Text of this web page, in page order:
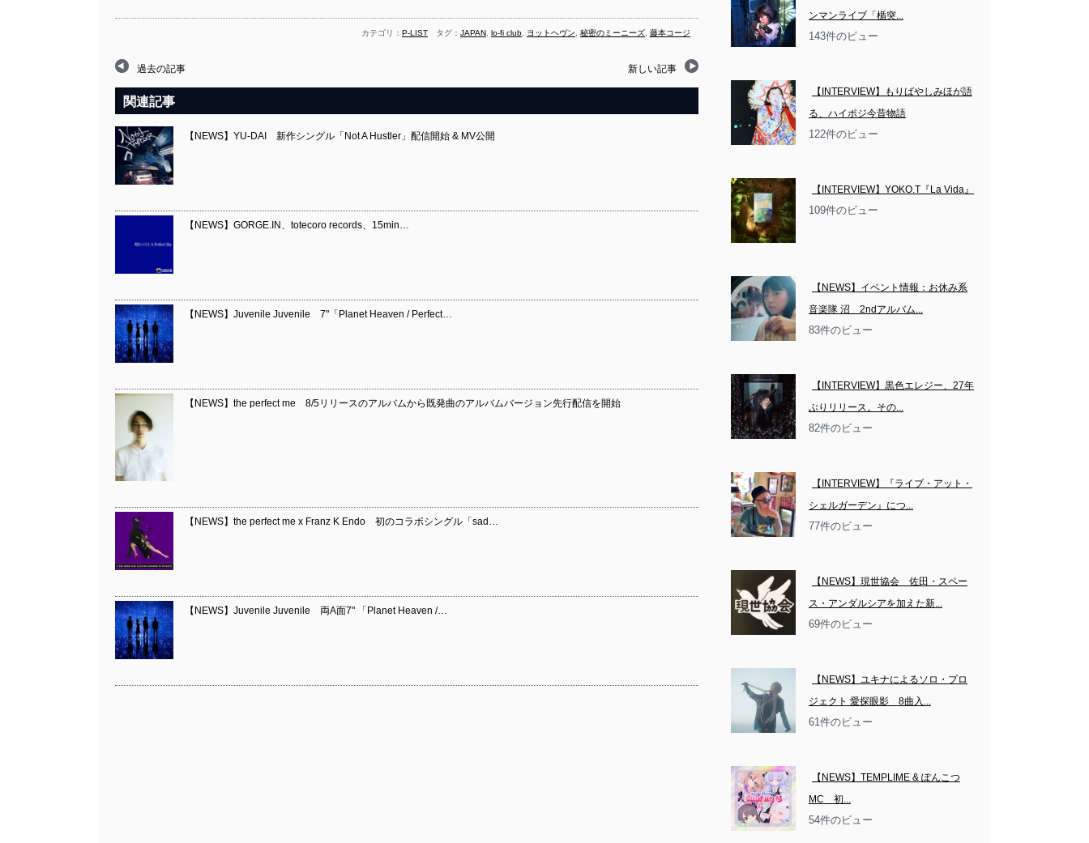
カテゴリ： P-LIST タグ： JAPAN lo-fi club ヨットヘヴン 秘密のミーニーズ 藤本コージ
過去の記事 新しい記事
関連記事
【NEWS】YU-DAI 新作シングル「Not A Hustler」配信開始 & MV公開
【NEWS】GORGE.IN、totecoro records、15min…
【NEWS】Juvenile Juvenile 7"「Planet Heaven / Perfect…
【NEWS】the perfect me 8/5リリースのアルバムから既発曲のアルバムバージョン先行配信を開始
【NEWS】the perfect me x Franz K Endo 初のコラボシングル「sad…
【NEWS】Juvenile Juvenile 両A面7" 「Planet Heaven /…
ンマンライブ「楯突...
143件のビュー
【INTERVIEW】もりばやしみほが語
る、ハイポジ今昔物語
122件のビュー
【INTERVIEW】YOKO.T『La Vida』
109件のビュー
【NEWS】イベント情報：お休み系
音楽隊 沼　2ndアルバム...
83件のビュー
【INTERVIEW】黒色エレジー、27年
ぶりリリース。その...
82件のビュー
【INTERVIEW】『ライブ・アット・
シェルガーデン』につ...
77件のビュー
【NEWS】現世協会　佐田・スペー
ス・アンダルシアを加えた新...
69件のビュー
【NEWS】ユキナによるソロ・プロ
ジェクト 愛探眼影　8曲入...
61件のビュー
【NEWS】TEMPLIME & ぽんこつ
MC　初...
54件のビュー